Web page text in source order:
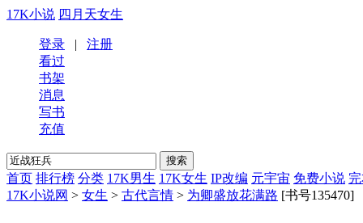
17K小说 四月天女生
登录 | 注册
看过
书架
消息
写书
充值
首页 排行榜 分类 17K男生 17K女生 IP改编 元宇宙 免费小说
17K小说网 > 女生 > 古代言情 > 为卿盛放花满路 [书号135470]